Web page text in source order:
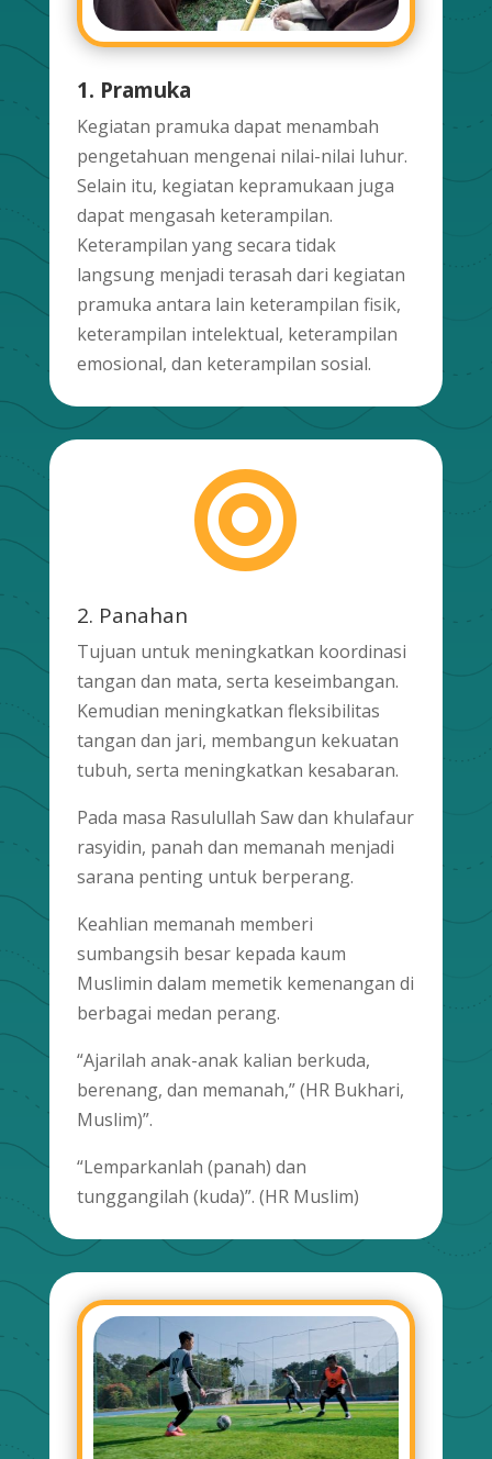
1. Pramuka
Kegiatan pramuka dapat menambah
pengetahuan mengenai nilai-nilai luhur.
Selain itu, kegiatan kepramukaan juga
dapat mengasah keterampilan.
Keterampilan yang secara tidak
langsung menjadi terasah dari kegiatan
pramuka antara lain keterampilan fisik,
keterampilan intelektual, keterampilan
emosional, dan keterampilan sosial.

2. Panahan
Tujuan untuk meningkatkan koordinasi
tangan dan mata, serta keseimbangan.
Kemudian meningkatkan fleksibilitas
tangan dan jari, membangun kekuatan
tubuh, serta meningkatkan kesabaran.
Pada masa Rasulullah Saw dan khulafaur
rasyidin, panah dan memanah menjadi
sarana penting untuk berperang.
Keahlian memanah memberi
sumbangsih besar kepada kaum
Muslimin dalam memetik kemenangan di
berbagai medan perang.
“Ajarilah anak-anak kalian berkuda,
berenang, dan memanah,” (HR Bukhari,
Muslim)”.
“Lemparkanlah (panah) dan
tunggangilah (kuda)”. (HR Muslim)